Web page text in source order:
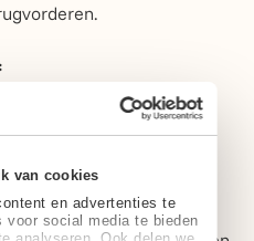
van cookies
en advertenties te
voor social media te bieden
een bericht waarin je
termijn om alsnog te